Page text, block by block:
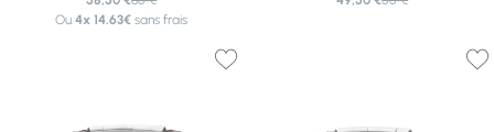
Ou4x 14.63€ sans frais